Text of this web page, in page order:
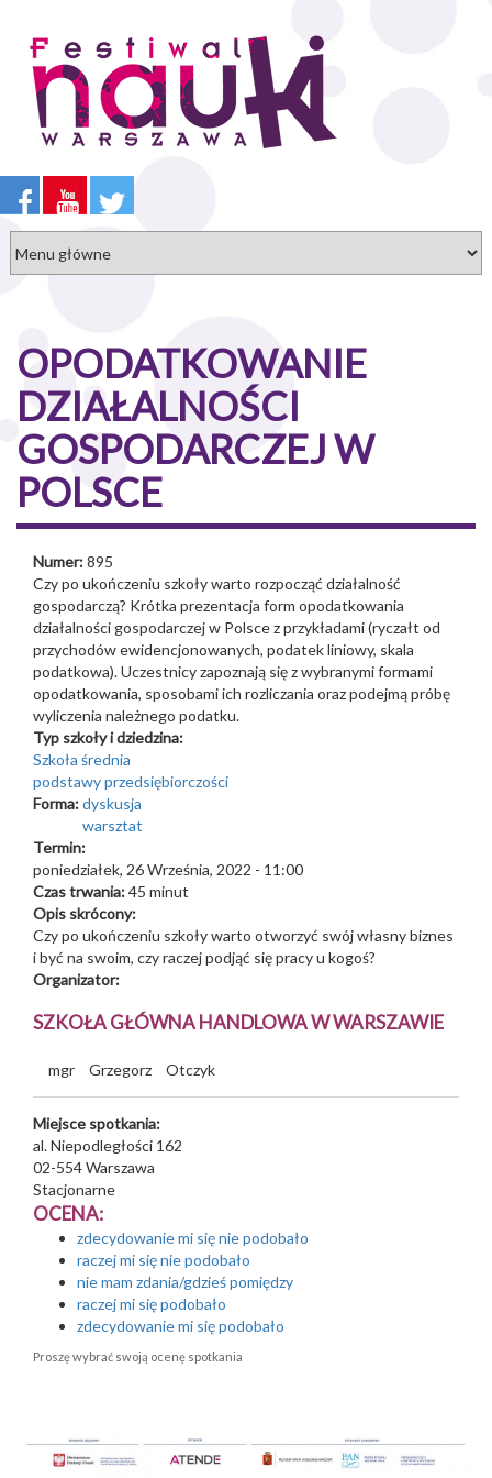
treści
OPODATKOWANIE
DZIAŁALNOŚCI
GOSPODARCZEJ W
POLSCE
Numer:895
Czy po ukończeniu szkoły warto rozpocząć działalność
gospodarczą? Krótka prezentacja form opodatkowania
działalności gospodarczej w Polsce z przykładami (ryczałt od
przychodów ewidencjonowanych, podatek liniowy, skala
podatkowa). Uczestnicy zapoznają się z wybranymi formami
opodatkowania, sposobami ich rozliczania oraz podejmą próbę
wyliczenia należnego podatku.
Typ szkoły i dziedzina:
Szkoła średnia
podstawy przedsiębiorczości
Forma:dyskusja
warsztat
Termin:
poniedziałek, 26 Września, 2022 - 11:00
Czas trwania:45 minut
Opis skrócony:
Czy po ukończeniu szkoły warto otworzyć swój własny biznes
i być na swoim, czy raczej podjąć się pracy u kogoś?
Organizator:
SZKOŁA GŁÓWNA HANDLOWA W WARSZAWIE
mgr Grzegorz Otczyk
Miejsce spotkania:
al. Niepodległości 162
02-554Warszawa
Stacjonarne
OCENA:
zdecydowanie mi się nie podobało
raczej mi się nie podobało
nie mam zdania/gdzieś pomiędzy
raczej mi się podobało
zdecydowanie mi się podobało
Proszę wybrać swoją ocenę spotkania